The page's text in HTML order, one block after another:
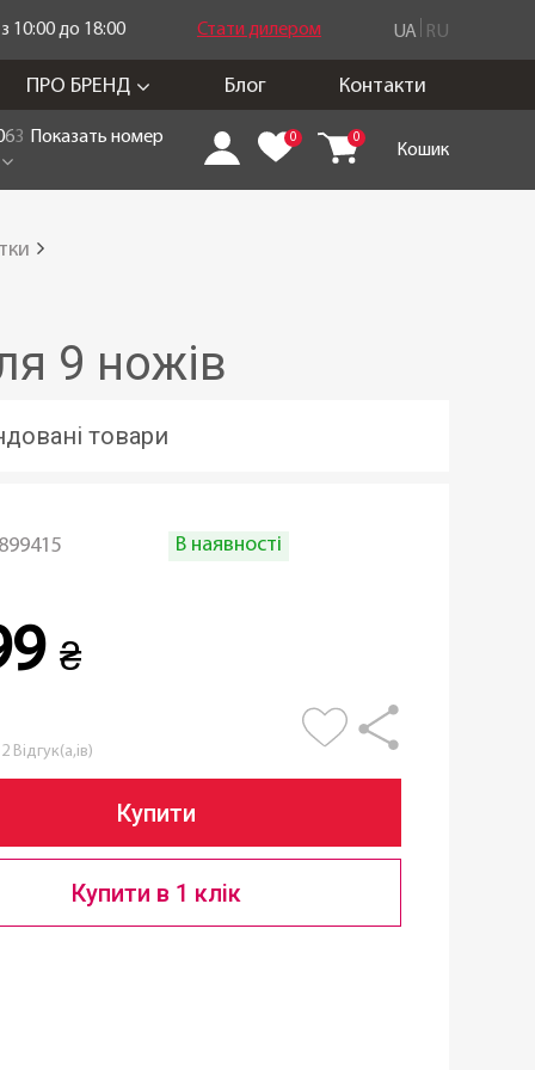
10:00 до 18:00 Стати дилером UA RU
ПРО БРЕНД Блог Контакти
63 Показать номер 0 0
Кошик
9 ножів
товари
899415 В наявності
₴
2 Відгук(а,ів)
Купити
Купити в 1 клік